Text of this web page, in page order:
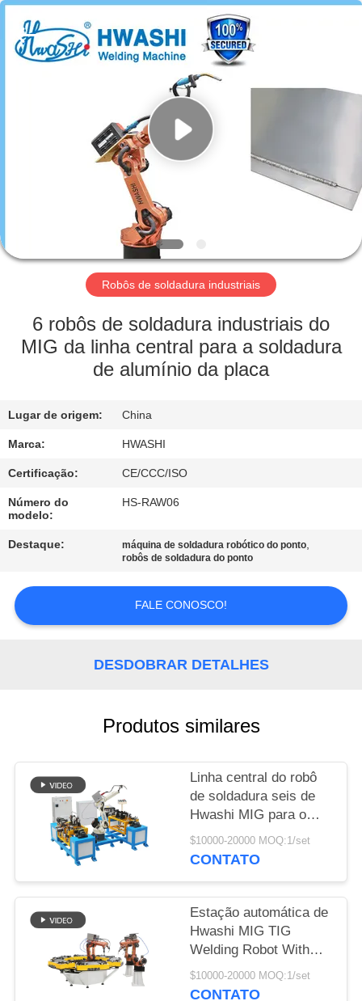
PRODUTOS
EXCURSÃO
FÁBRICA
CONTROLE
QUALIDADE
CONTACTE-
NOS
NOTÍCIA
CASOS
MAPA
DO
POLÍTICA
DE
PRIVACIDADE
2026
HWASHI
TECHNOLOGY
INC..
Robôs de soldadura industriais
6 robôs de soldadura industriais do
MIG da linha central para a soldadura
de alumínio da placa
Lugar de origem: China
Marca: HWASHI
Certificação: CE/CCC/ISO
Número do
modelo:
HS-RAW06
Destaque: máquina de soldadura robótico do ponto,
robôs de soldadura do ponto
FALE CONOSCO!
DESDOBRAR DETALHES
Produtos similares
Linha central do robô
de soldadura seis de
Hwashi MIG para o
quadro de aço
inoxidável da cadeira
$10000-20000 MOQ:1/set
CONTATO
Estação automática de
Hwashi MIG TIG
Welding Robot With
Rotating para o canto
da cremalheira do
$10000-20000 MOQ:1/set
CONTATO